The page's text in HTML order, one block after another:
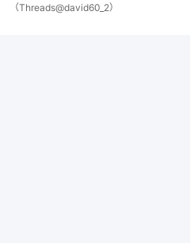
（Threads@david60_2）